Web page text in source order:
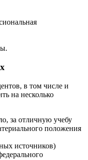
в том числе и
на несколько
за отличную учебу
положения
источников)